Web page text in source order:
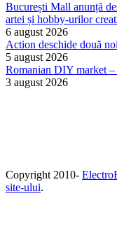
București Mall anunță
artei și hobby-urilor
6 august 2026
Action deschide două
5 august 2026
Romanian DIY market
3 august 2026
Copyright 2010-
site-ului.